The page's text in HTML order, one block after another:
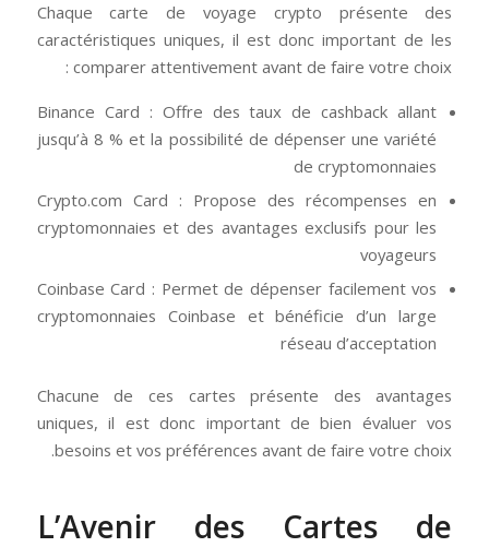
Chaque carte de voyage crypto présente des
caractéristiques uniques, il est donc important de les
comparer attentivement avant de faire votre choix :
Binance Card : Offre des taux de cashback allant
jusqu’à 8 % et la possibilité de dépenser une variété
de cryptomonnaies
Crypto.com Card : Propose des récompenses en
cryptomonnaies et des avantages exclusifs pour les
voyageurs
Coinbase Card : Permet de dépenser facilement vos
cryptomonnaies Coinbase et bénéficie d’un large
réseau d’acceptation
Chacune de ces cartes présente des avantages
uniques, il est donc important de bien évaluer vos
besoins et vos préférences avant de faire votre choix.
L’Avenir des Cartes de